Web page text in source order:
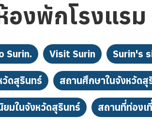
องพักโรงแรม
Surin. Visit Surin Surin's
วัดสุรินทร์ สถานศึกษาในจังหวัดสุ
มในจังหวัดสุรินทร์ สถานที่ท่องเ